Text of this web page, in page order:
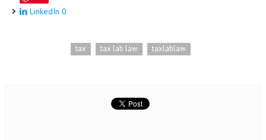
LinkedIn 0
tax tax lab law taxlablaw